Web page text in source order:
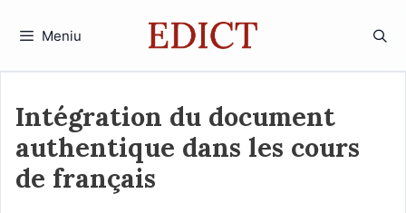
Meniu
Intégration du document
authentique dans les cours
de français